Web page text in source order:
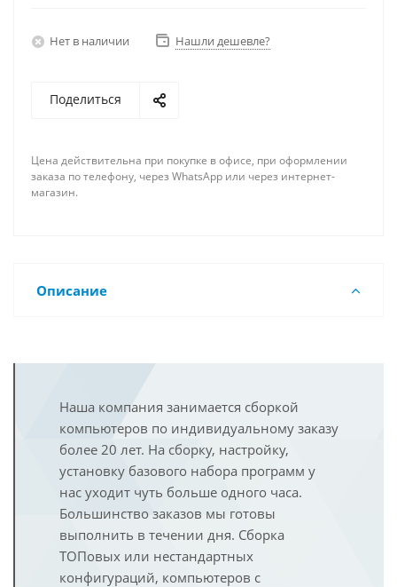
Нет в наличии Нашли дешевле?
Поделиться
Цена действительна при покупке в офисе, при оформлении
заказа по телефону, через WhatsApp или через интернет-
магазин.
Описание
Наша компания занимается сборкой
компьютеров по индивидуальному заказу
более 20 лет. На сборку, настройку,
установку базового набора программ у
нас уходит чуть больше одного часа.
Большинство заказов мы готовы
выполнить в течении дня. Сборка
ТОПовых или нестандартных
конфигураций, компьютеров с